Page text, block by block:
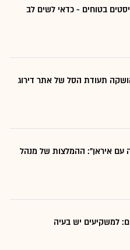
בטוחים - כדאי לשים לב
תעודת הסל של אתר דירוג
עם איראן": ההמלצות של מנהל
למשקיעים יש בעיה